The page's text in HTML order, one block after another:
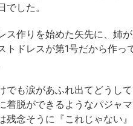
でした。
ス作りを始めた矢先に、姉
トドレスが第1号だから作
でも涙があふれ出てどうし
着脱ができるようなパジャ
残念そうに『これじゃない